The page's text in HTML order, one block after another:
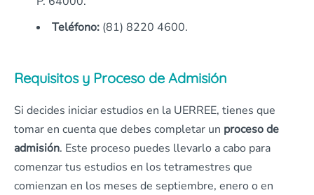
Teléfono: (81) 8220 4600.
Requisitos y Proceso de Admisión
Si decides iniciar estudios en la UERREE, tienes que
tomar en cuenta que debes completar un proceso de
admisión. Este proceso puedes llevarlo a cabo para
comenzar tus estudios en los tetramestres que
comienzan en los meses de septiembre, enero o en